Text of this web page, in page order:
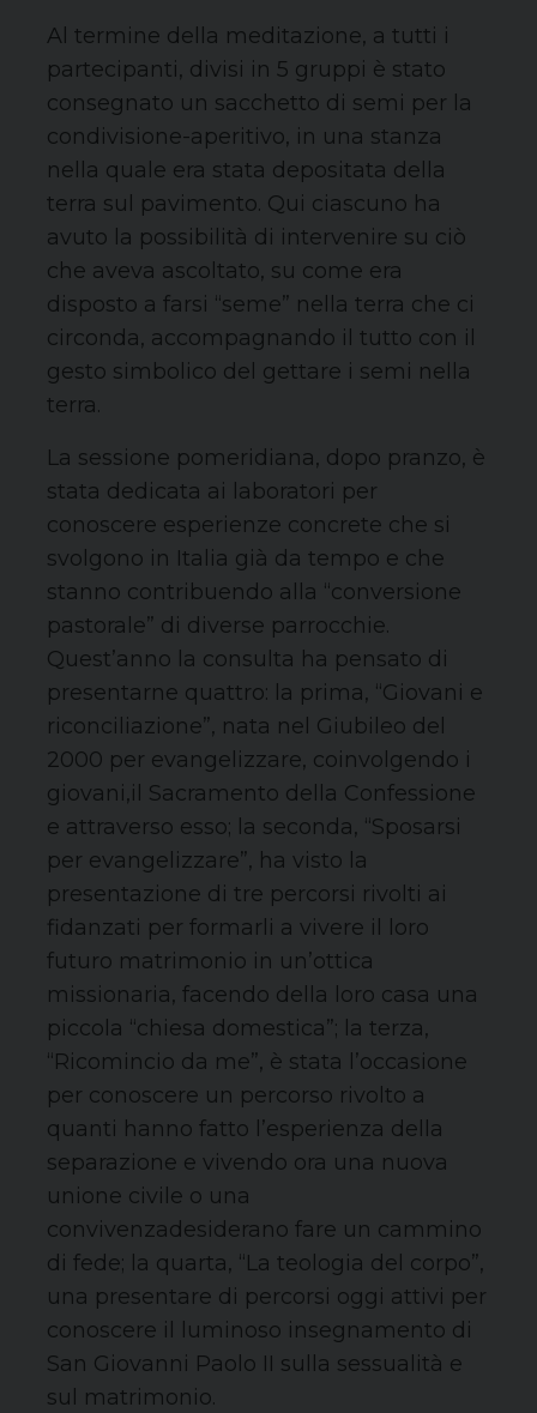
Al termine del la meditazione, a tutti i
partecipanti, divisi in 5 gruppi è stato
consegnato un sacchetto di semi per la
cond ivisione-aperitivo, in una stanza
nella quale era stata depositata della
terra sul pavimento. Qui ciascuno ha
avuto la possibilità di intervenire su ciò
che aveva ascoltato, su come era
disposto a farsi “seme” nella terra che ci
circonda, accompagnando il tutto con il
gesto simbolico del gettare i semi nella
terra.
La sessione pomeridiana, dopo pranzo, è
stata dedicata ai laboratori per
conoscere esperienze concrete che si
svolgono in Italia già da tempo e che
stanno contribuendo alla “conversione
pastorale” di diverse parrocchie.
Quest’anno la consulta ha pensato di
presentarne quattro: la prima, “Giovani e
riconciliazione”, nata nel Giubileo del
2000 per evangelizzare, coinvolgendo i
giovani,il Sacramento della Confessione
e attraverso esso; la seconda, “Sposarsi
per evangelizzare”, ha visto la
presentazione di tre percorsi rivolti ai
fidanzati per formarli a vivere il loro
futuro matrimonio in un’ottica
missionaria, facendo della loro casa una
piccola “chiesa domestica”; la terza,
“Ricomincio da me”, è stata l’occasione
per conoscere un percorso rivolto a
quanti hanno fatto l’esperienza della
separazione e vivendo ora una nuova
unione civile o una
convivenzadesiderano fare un cammino
di fede; la quarta, “La teologia del corpo”,
una presentare d i percorsi oggi attivi per
conoscere il luminoso insegnamento di
San Giovanni Paolo II sulla sessualità e
sul matrimonio.